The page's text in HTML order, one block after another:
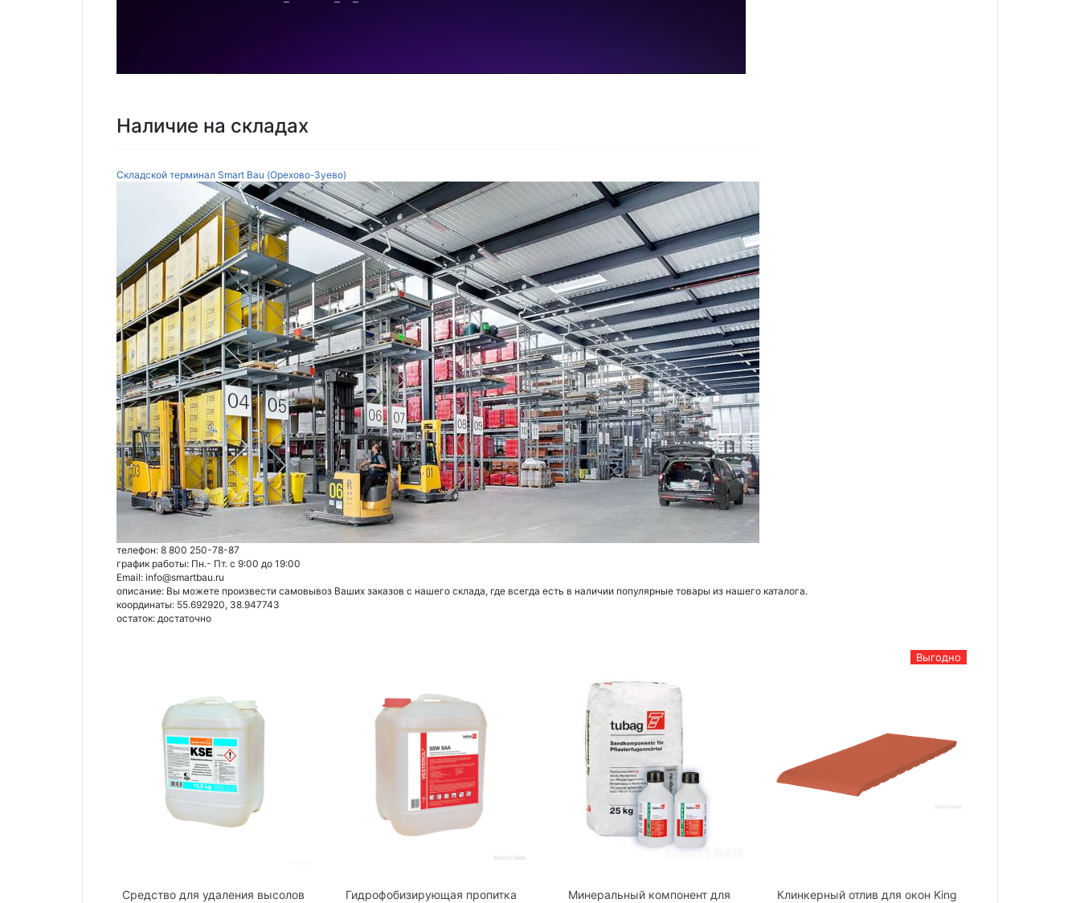
Наличие на складах
Складской терминал Smart Bau (Орехово-Зуево)
телефон: 8 800 250-78-87
график работы: Пн.- Пт. с 9:00 до 19:00
Email: info@smartbau.ru
описание: Вы можете произвести самовывоз Ваших заказов с нашего склада, где всегда есть в наличии популярные товары из нашего каталога.
координаты: 55.692920, 38.947743
остаток: достаточно
Средство для удаления высолов
Гидрофобизирующая пропитка
Минеральный компонент для
Выгодно
Клинкерный отлив для окон King